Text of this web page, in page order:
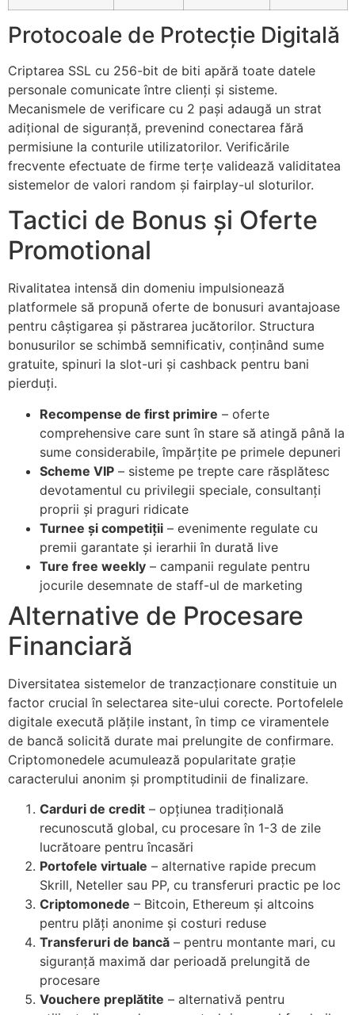
Protocoale de Protecție Digitală
Criptarea SSL cu 256-bit de biti apără toate datele
personale comunicate între clienți și sisteme.
Mecanismele de verificare cu 2 pași adaugă un strat
adițional de siguranță, prevenind conectarea fără
permisiune la conturile utilizatorilor. Verificările
frecvente efectuate de firme terțe validează validitatea
sistemelor de valori random și fairplay-ul sloturilor.
Tactici de Bonus și Oferte
Promotional
Rivalitatea intensă din domeniu impulsionează
platformele să propună oferte de bonusuri avantajoase
pentru câștigarea și păstrarea jucătorilor. Structura
bonusurilor se schimbă semnificativ, conținând sume
gratuite, spinuri la slot-uri și cashback pentru bani
pierduți.
Recompense de first primire – oferte
comprehensive care sunt în stare să atingă până la
sume considerabile, împărțite pe primele depuneri
Scheme VIP – sisteme pe trepte care răsplătesc
devotamentul cu privilegii speciale, consultanți
proprii și praguri ridicate
Turnee și competiții – evenimente regulate cu
premii garantate și ierarhii în durată live
Ture free weekly – campanii regulate pentru
jocurile desemnate de staff-ul de marketing
Alternative de Procesare
Financiară
Diversitatea sistemelor de tranzacționare constituie un
factor crucial în selectarea site-ului corecte. Portofelele
digitale execută plățile instant, în timp ce viramentele
de bancă solicită durate mai prelungite de confirmare.
Criptomonedele acumulează popularitate grație
caracterului anonim și promptitudinii de finalizare.
Carduri de credit – opțiunea tradițională
recunoscută global, cu procesare în 1-3 de zile
lucrătoare pentru încasări
Portofele virtuale – alternative rapide precum
Skrill, Neteller sau PP, cu transferuri practic pe loc
Criptomonede – Bitcoin, Ethereum și altcoins
pentru plăți anonime și costuri reduse
Transferuri de bancă – pentru montante mari, cu
siguranță maximă dar perioadă prelungită de
procesare
Vouchere preplătite – alternativă pentru